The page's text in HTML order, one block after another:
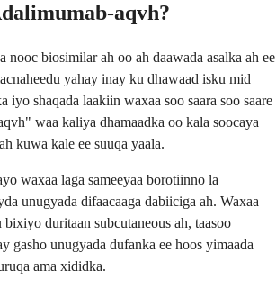
aqvh?
nooc biosimilar ah oo ah daawada asalka ah ee
yahay inay ku dhawaad isku mid
iyo shaqada laakiin waxaa soo saara soo saare
waa kaliya dhamaadka oo kala soocaya
kuwa kale ee suuqa yaala.
waxaa laga sameeyaa borotiinno la
unugyada difaacaaga dabiiciga ah. Waxaa
duritaan subcutaneous ah, taasoo
gasho unugyada dufanka ee hoos yimaada
ama xididka.